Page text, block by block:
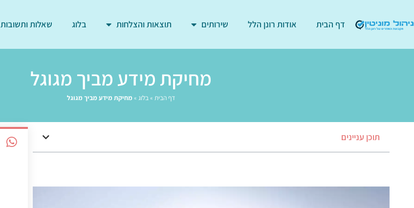
דף הבית אודות רונן הלל שירותים תוצאות והצלחות בלוג שאלות ותשובות
מחיקת מידע מביך מגוגל
דף הבית »בלוג » מחיקת מידע מביך מגוגל
תוכן עניינים